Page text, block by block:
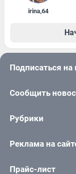
irina,64
Подписаться на
Сообщить
Рубрики
Реклама на
Прайс-лист